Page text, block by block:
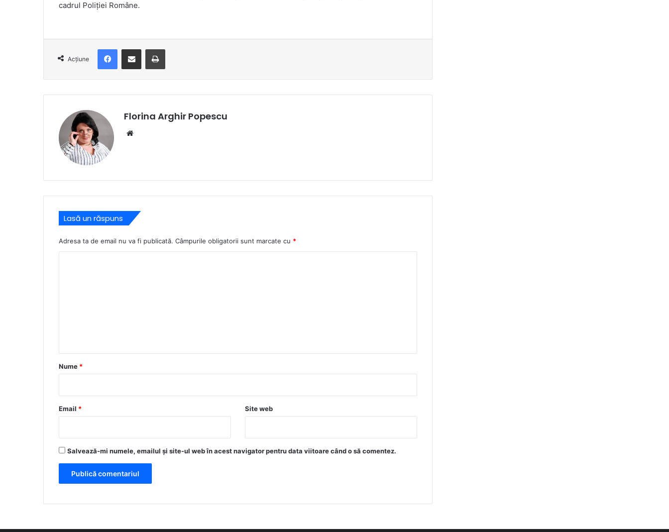
cadrul Poliţiei Române.
Acțiune
FacebookDistribuie prin e-mail Imprimare
Florina Arghir Popescu
Lasă un răspuns
Adresa ta de email nu va fi publicată. Câmpurile obligatorii sunt marcate cu *
r
*
Nume *
Email * Site web
Salvează-mi numele, emailul și site-ul web în acest navigator pentru data viitoare când o să comentez.